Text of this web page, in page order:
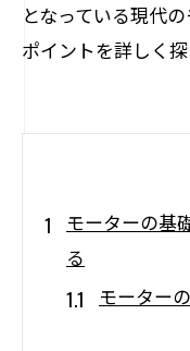
となっている現代
ポイントを詳しく探
モーターの基
る
モーター